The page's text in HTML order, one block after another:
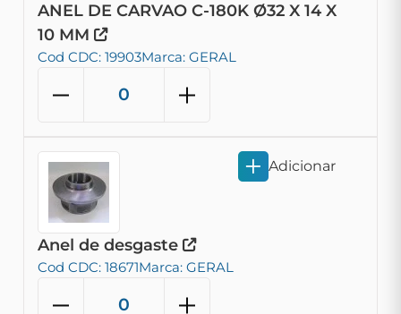
ANEL DE CARVAO C-180K Ø32 X 14 X
10 MM
Cod CDC: 19903Marca: GERAL
Anel de desgaste
Cod CDC: 18671Marca: GERAL
Adicionar